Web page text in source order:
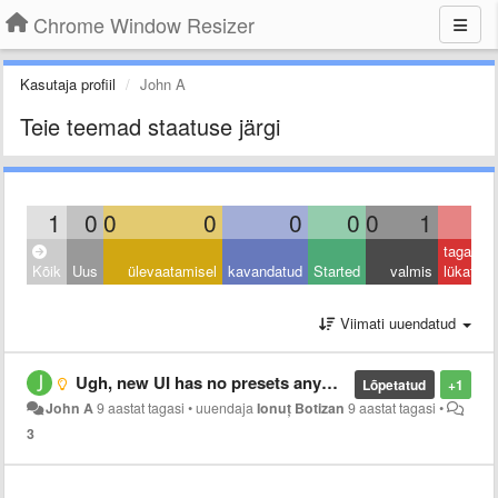
Chrome Window Resizer
Kasutaja profiil John A
Teie teemad staatuse järgi
1 0 0 0 0 0 0 1
Kõik Uus ülevaatamisel kavandatud Started valmis
tagasi
lükatud
Viimati uuendatud
+1
Lõpetatud
Ugh, new UI has no presets anymore?
John A9 aastat tagasi •uuendajaIonuț Botizan 9 aastat tagasi •
3